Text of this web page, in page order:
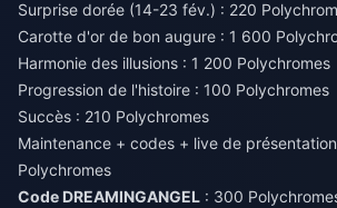
Surprise dorée (14-23 fév.) : 220
Carotte d'or de bon augure : 1 600
Harmonie des illusions : 1 200 Polychromes
Progression de l'histoire : 100 Polychromes
Succès : 210 Polychromes
Maintenance + codes + live de
Polychromes
Code DREAMINGANGEL : 300